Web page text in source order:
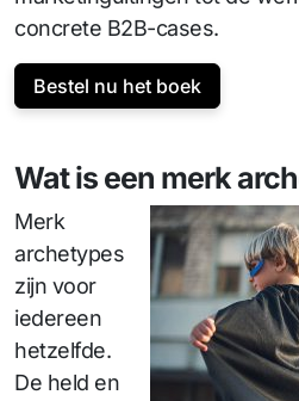
concrete B2B-cases.
Bestel nu het boek
Wat is een merk
Merk
archetypes
zijn voor
iedereen
hetzelfde.
De held en